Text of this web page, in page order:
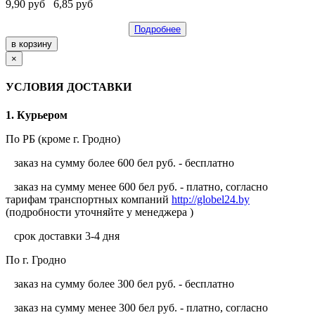
9,90 руб 6,85 руб
Подробнее
×
УСЛОВИЯ ДОСТАВКИ
1. Курьером
По РБ (кроме г. Гродно)
заказ на сумму более 600 бел руб. - бесплатно
заказ на сумму менее 600 бел руб. - платно, согласно
тарифам транспортных компаний http://globel24.by
(подробности уточняйте у менеджера )
срок доставки 3-4 дня
По г. Гродно
заказ на сумму более 300 бел руб. - бесплатно
заказ на сумму менее 300 бел руб. - платно, согласно